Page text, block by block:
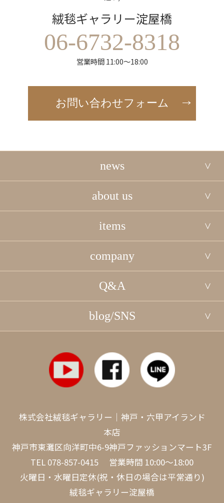
絨毯ギャラリー淀屋橋
06-6732-8318
営業時間 11:00～18:00
お問い合わせフォーム
news
about us
items
company
Q&A
blog/SNS
株式会社絨毯ギャラリー｜神戸・六甲アイランド
本店
神戸市東灘区向洋町中6-9神戸ファッションマート3F
TEL 078-857-0415 営業時間 10:00～18:00
火曜日・水曜日定休(祝・休日の場合は平常通り)
絨毯ギャラリー淀屋橋